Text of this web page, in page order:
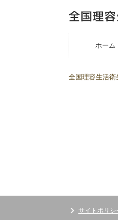
ホーム
全国理容生活
サイトポリシ